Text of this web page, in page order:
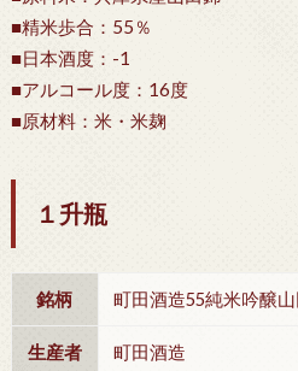
■精米歩合：55％
■日本酒度：-1
■アルコール度：16度
■原材料：米・米麹
１升瓶
銘柄 町田酒造55純米吟醸
生産者 町田酒造